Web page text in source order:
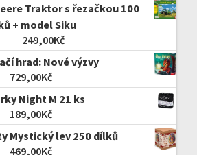
Traktor s řezačkou 100
+ model Siku
249,00Kč
hrad: Nové výzvy
729,00Kč
Night M 21 ks
189,00Kč
Mystický lev 250 dílků
469,00Kč